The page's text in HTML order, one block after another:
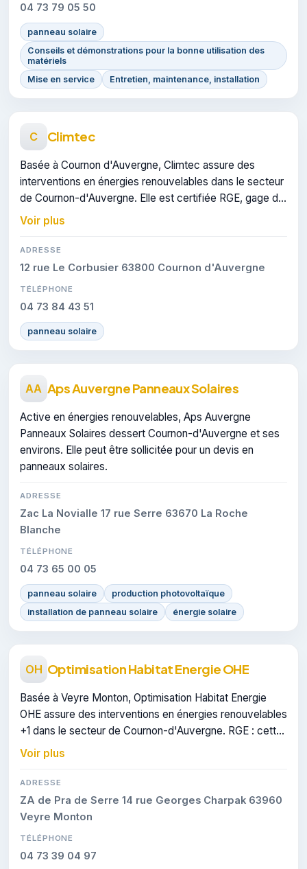
04 73 79 05 50
panneau solaire
Conseils et démonstrations pour la bonne utilisation des
matériels
Mise en service
Entretien, maintenance, installation
C Climtec
Basée à Cournon d'Auvergne, Climtec assure des
interventions en énergies renouvelables dans le secteur
de Cournon-d'Auvergne. Elle est certifiée RGE, gage de
conformité sur les interventions réalisées.
Voir plus
ADRESSE
12 rue Le Corbusier 63800 Cournon d'Auvergne
TÉLÉPHONE
04 73 84 43 51
panneau solaire
AA Aps Auvergne Panneaux Solaires
Active en énergies renouvelables, Aps Auvergne
Panneaux Solaires dessert Cournon-d'Auvergne et ses
environs. Elle peut être sollicitée pour un devis en
panneaux solaires.
ADRESSE
Zac La Novialle 17 rue Serre 63670 La Roche
Blanche
TÉLÉPHONE
04 73 65 00 05
panneau solaire
production photovoltaïque
installation de panneau solaire
énergie solaire
OH Optimisation Habitat Energie OHE
Basée à Veyre Monton, Optimisation Habitat Energie
OHE assure des interventions en énergies renouvelables
+1 dans le secteur de Cournon-d'Auvergne. RGE : cette
certification atteste du savoir-faire de l'entreprise.
Voir plus
ADRESSE
ZA de Pra de Serre 14 rue Georges Charpak 63960
Veyre Monton
TÉLÉPHONE
04 73 39 04 97